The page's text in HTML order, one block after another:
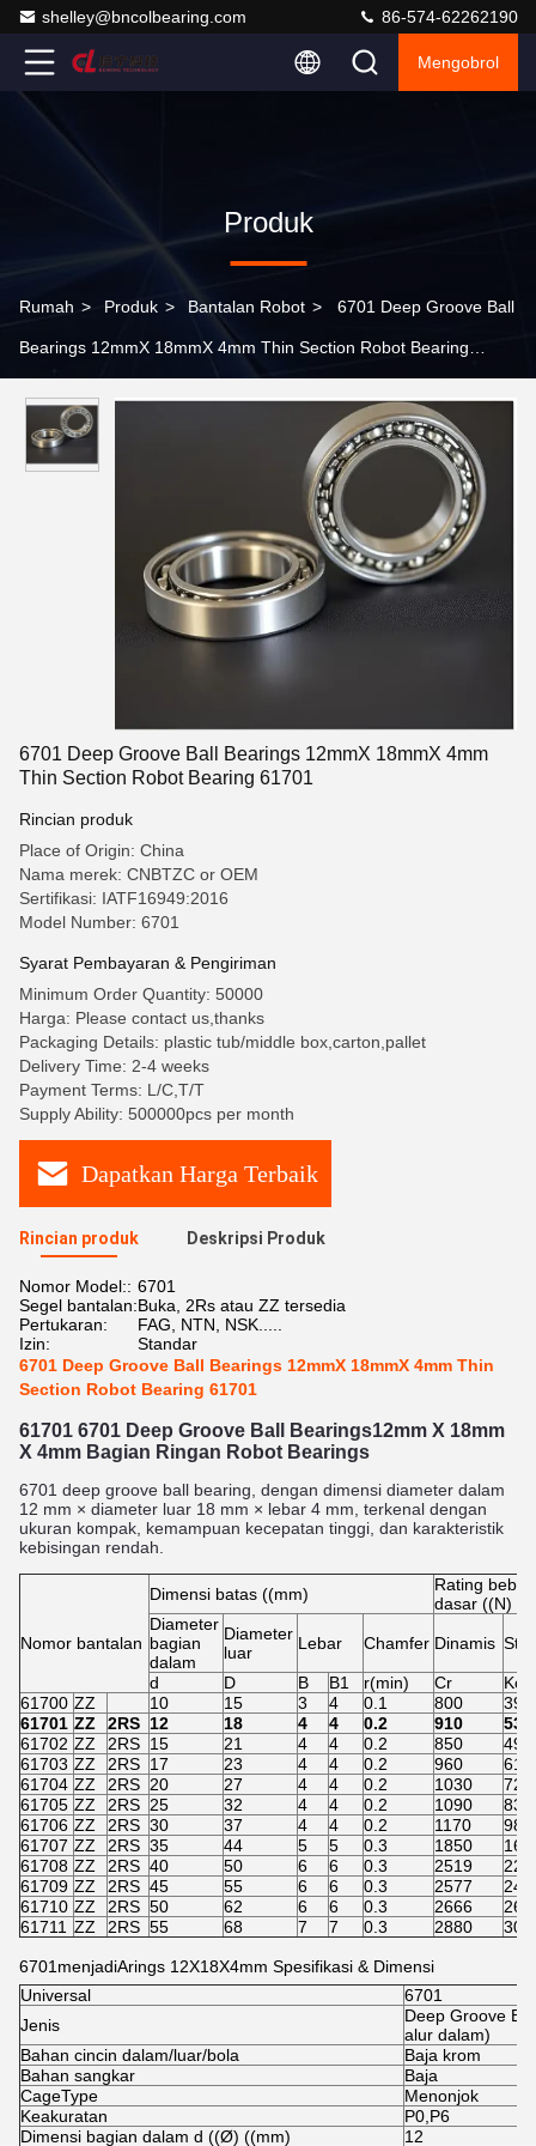
shelley@bncolbearing.com 86-574-62262190
Mengobrol
Produk
Rumah > Produk > Bantalan Robot > 6701 Deep Groove Ball
Bearings 12mmX 18mmX 4mm Thin Section Robot Bearing
6701 Deep Groove Ball Bearings 12mmX 18mmX 4mm
Thin Section Robot Bearing 61701
Rincian produk
Place of Origin: China
Nama merek: CNBTZC or OEM
Sertifikasi: IATF16949:2016
Model Number: 6701
Syarat Pembayaran & Pengiriman
Minimum Order Quantity: 50000
Harga: Please contact us,thanks
Packaging Details: plastic tub/middle box,carton,pallet
Delivery Time: 2-4 weeks
Payment Terms: L/C,T/T
Supply Ability: 500000pcs per month
Dapatkan Harga Terbaik
Rincian produk Deskripsi Produk
Nomor Model:: 6701
Segel bantalan:Buka, 2Rs atau ZZ tersedia
Pertukaran:
FAG, NTN, NSK.....
Izin:
Standar
6701 Deep Groove Ball Bearings 12mmX 18mmX 4mm Thin
Section Robot Bearing 61701
61701 6701 Deep Groove Ball Bearings12mm X 18mm
X 4mm Bagian Ringan Robot Bearings
6701 deep groove ball bearing, dengan dimensi diameter dalam
12 mm × diameter luar 18 mm × lebar 4 mm, terkenal dengan
ukuran kompak, kemampuan kecepatan tinggi, dan karakteristik
kebisingan rendah.
Nomor bantalan
Dimensi batas ((mm)
Rating beban
dasar ((N)
Diameter
bagian
dalam
Diameter
luar
Lebar Chamfer Dinamis
d D B B1 r(min) Cr
Kor
61700 ZZ 10 15 3 4 0.1 800
390
61701 ZZ 2RS 12 18 4 4 0.2 910
530
61702 ZZ 2RS 15 21 4 4 0.2 850
490
61703 ZZ 2RS 17 23 4 4 0.2 960
610
61704 ZZ 2RS 20 27 4 4 0.2 1030
720
61705 ZZ 2RS 25 32 4 4 0.2 1090
830
61706 ZZ 2RS 30 37 4 4 0.2 1170
980
61707 ZZ 2RS 35 44 5 5 0.3 1850
61708 ZZ 2RS 40 50 6 6 0.3 2519
61709 ZZ 2RS 45 55 6 6 0.3 2577
61710 ZZ 2RS 50 62 6 6 0.3 2666
61711 ZZ 2RS 55 68 7 7 0.3 2880
6701 menjadiArings 12X18X4mm Spesifikasi & Dimensi
Universal
6701
Jenis
Deep Groove
alur dalam)
Bahan cincin dalam/luar/bola
Baja krom
Bahan sangkar
Baja
CageType
Menonjok
Keakuratan
P0,P6
Dimensi bagian dalam d ((Ø) ((mm)
12